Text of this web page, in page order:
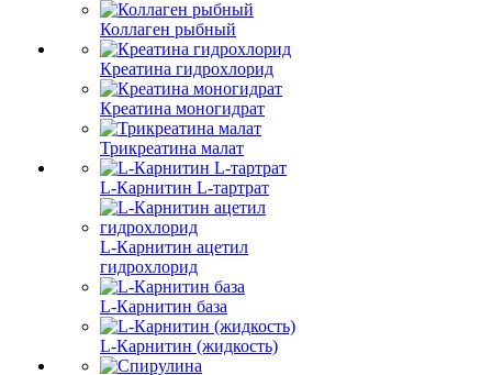
Коллаген рыбный
Креатина гидрохлорид
Креатина моногидрат
Трикреатина малат
L-Карнитин L-тартрат
L-Карнитин ацетил
гидрохлорид
L-Карнитин база
L-Карнитин (жидкость)